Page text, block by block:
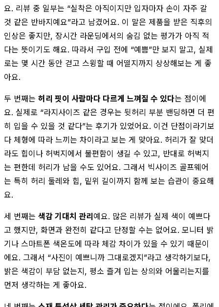
요. 리뷰 중 일부는 “실착은 아직이지만 입자마자 손이 자주 갈
것 같은 반바지예요”라고 남겼어요. 이 말은 제품을 받은 직후의
인상은 좋지만, 장시간 라운딩에서의 숨김 없는 평가가 아직 적
다는 뜻이기도 해요. 따라서 구입 전에 “예쁨”만 보지 말고, 실제
로는 몇 시간 동안 걷고 스윙할 때 어떨지까지 상상해보는 게 좋
아요.
두 번째는 허리 핏이 사람마다 다르게 느껴질 수 있다는 점이에
요. 실제로 “라지사이즈 같은 경우는 뒷허리 부분 밴딩하면 더 편
히 입을 수 있을 것 같다”는 후기가 있었어요. 이건 단점이라기보
다 체형에 따라 느끼는 차이라고 보는 게 맞아요. 허리가 잘 맞더
라도 힙이나 허벅지에서 불편함이 생길 수 있고, 반대로 허벅지
는 편한데 허리가 남을 수도 있어요. 그래서 빅사이즈 골프웨어
는 특히 허리 둘레와 힙, 밑위 길이까지 함께 보는 습관이 중요해
요.
세 번째는 색감 기대치 관리예요. 많은 리뷰가 실제 색이 예쁘다
고 했지만, 화면과 완전히 같다고 단정할 수는 없어요. 모니터 밝
기나 스마트폰 색온도에 따라 체감 차이가 있을 수 있기 때문이
에요. 그래서 “사진이 예쁘니까 그대로겠지”라고 생각하기보다,
밝은 색감이 부담 없는지, 평소 즐겨 입는 상의와 어울리는지를
먼저 생각하는 게 좋아요.